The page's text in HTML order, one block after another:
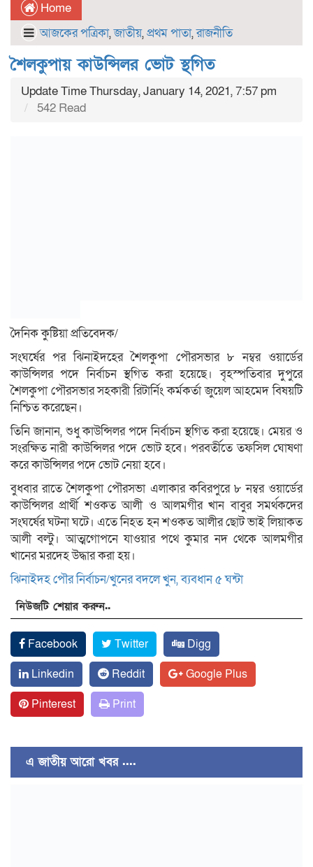
Home
আজকের পত্রিকা,জাতীয়,প্রথম পাতা,রাজনীতি
শৈলকুপায় কাউন্সিলর ভোট স্থগিত
Update Time Thursday, January 14, 2021, 7:57 pm
542 Read
দৈনিক কুষ্টিয়া প্রতিবেদক/
সংঘর্ষের পর ঝিনাইদহের শৈলকুপা পৌরসভার ৮ নম্বর ওয়ার্ডের
কাউন্সিলর পদে নির্বাচন স্থগিত করা হয়েছে। বৃহস্পতিবার দুপুরে
শৈলকুপা পৌরসভার সহকারী রিটার্নিং কর্মকর্তা জুয়েল আহমেদ বিষয়টি
নিশ্চিত করেছেন।
তিনি জানান, শুধু কাউন্সিলর পদে নির্বাচন স্থগিত করা হয়েছে। মেয়র ও
সংরক্ষিত নারী কাউন্সিলর পদে ভোট হবে। পরবর্তীতে তফসিল ঘোষণা
করে কাউন্সিলর পদে ভোট নেয়া হবে।
বুধবার রাতে শৈলকুপা পৌরসভা এলাকার কবিরপুরে ৮ নম্বর ওয়ার্ডের
কাউন্সিলর প্রার্থী শওকত আলী ও আলমগীর খান বাবুর সমর্থকদের
সংঘর্ষের ঘটনা ঘটে। এতে নিহত হন শওকত আলীর ছোট ভাই লিয়াকত
আলী বল্টু। আত্মগোপনে যাওয়ার পথে কুমার নদ থেকে আলমগীর
খানের মরদেহ উদ্ধার করা হয়।
ঝিনাইদহ পৌর নির্বাচন/খুনের বদলে খুন, ব্যবধান ৫ ঘন্টা
নিউজটি শেয়ার করুন..
Facebook Twitter
Digg
Linkedin
Reddit
Google Plus
Pinterest
Print
এ জাতীয় আরো খবর ....